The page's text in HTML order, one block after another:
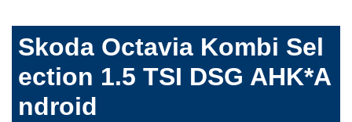
Skoda Octavia Kombi Sel
ection 1.5 TSI DSG AHK*A
ndroid